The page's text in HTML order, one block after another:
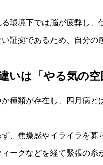
環境下では脳が疲弊し
証拠であるため、自分の
いは「やる気の空
種類が存在し、四月病
、焦燥感やイライラを募
ークなどを経て緊張の糸